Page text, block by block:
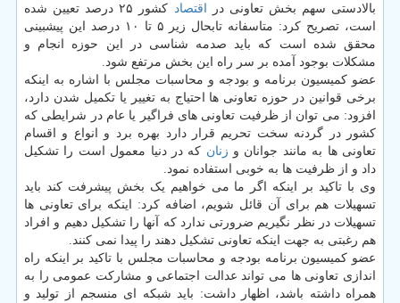
بالادستی سهم بخش تعاونی در اقتصاد
کشور ۲۵ درصد تعیین شده
است، تصریح کرد: متاسفانه تابحال زیر ۵ تا ۱۰ درصد این پیشبینی
محقق شده است که باید صدمه شناسی در این حوزه انجام و
مشکلات بوجود آمده بر سر راه این بخش مرتفع شود.
عضو کمیسیون برنامه و بودجه و محاسبات مجلس با اشاره به اینکه
برخی قوانین در حوزه تعاونی ها احتیاج به تغییر یا تکمیل شدن دارد،
افزود: می توان از ظرفیت تعاونی های فراگیر یا عام در شرایطی که
کشور در گردنه سخت تحریم قرار دارد بهره برد و انواع و اقسام
تعاونی ها به مانند جوانان و زنان که در دنیا معمول است را تشکیل
داد و از ظرفیت ها به خوبی استفاده نمود.
وی با تاکید بر اینکه اگر ما می خواهیم یک بخش پیشرفت کند باید
تسهیلات هم برای آن قائل شویم، اضافه کرد: اینکه برای تعاونی ها
تسهیلات در نظر نگیریم ضرورتی ندارد که آنها را تشکیل دهیم و افراد
هم رغبتی به جهت اینکه تعاونی تشکیل دهند را پیدا نمی کنند.
عضو کمیسیون برنامه بودجه و محاسبات مجلس با تاکید بر اینکه راه
اندازی تعاونی ها می تواند عدالت اجتماعی و مشارکت عمومی را به
همراه داشته باشد، اظهار داشت: باید شبکه ای منسجم از تولید و